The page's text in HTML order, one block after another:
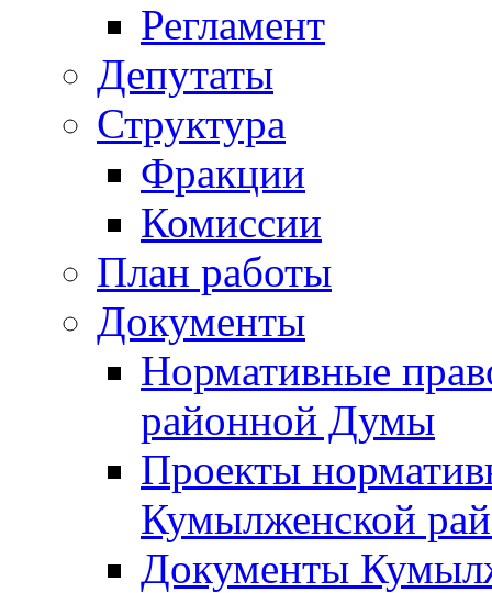
Регламент
Депутаты
Структура
Фракции
Комиссии
План работы
Документы
Нормативные
районной Думы
Проекты
Кумылженской
Документы